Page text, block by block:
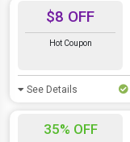
$8 OFF
Hot Coupon
See Details
35% OFF